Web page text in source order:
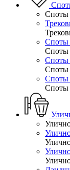
Споты
Споты
Споты
Споты
Споты
Споты
Споты